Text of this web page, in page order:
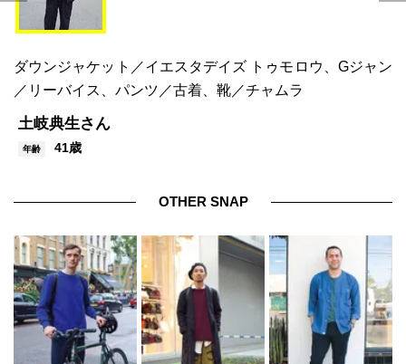
ダウンジャケット／イエスタデイズ トゥモロウ、Gジャン
／リーバイス、パンツ／古着、靴／チャムラ
土岐典生さん
年齢 41歳
OTHER SNAP